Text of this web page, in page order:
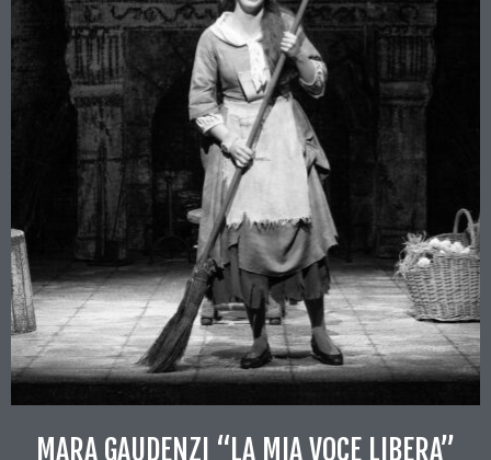
MARA GAUDENZI “LA MIA VOCE LIBERA”